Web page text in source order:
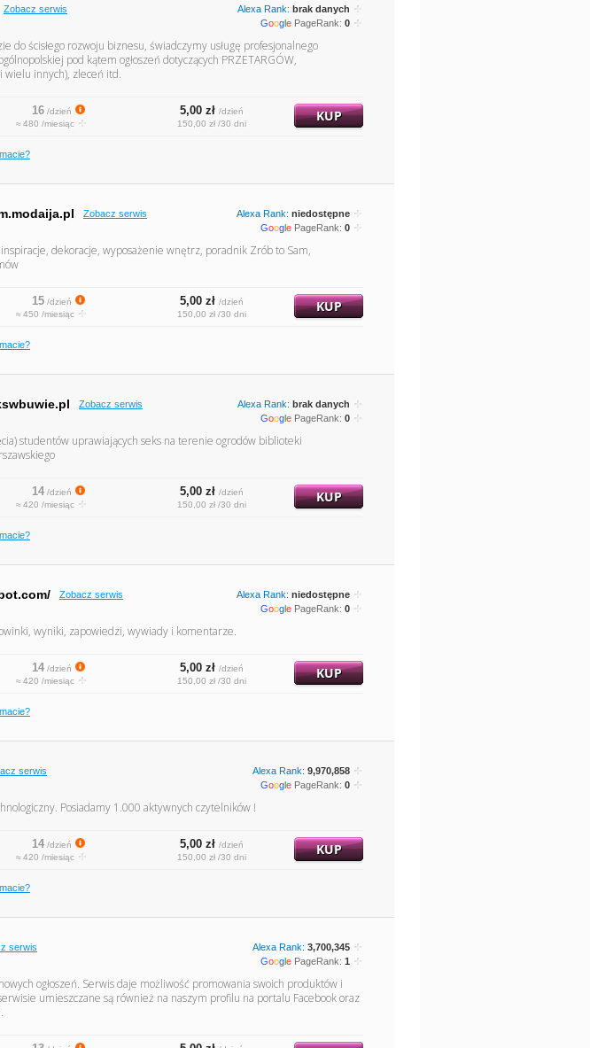
Zobacz serwis Alexa Rank: brak danych
Google PageRank: 0
do ścisłego rozwoju biznesu, świadczymy usługę profesjonalnego
pod kątem ogłoszeń dotyczących PRZETARGÓW,
wielu innych), zleceń itd.
16/dzień
≈ 480 /miesiąc
5,00 zł /dzień
150,00 zł /30 dni
KUP
Zobacz serwis Alexa Rank: niedostępne
Google PageRank: 0
dekoracje, wyposażenie wnętrz, poradnik Zrób to Sam,
15/dzień
≈ 450 /miesiąc
5,00 zł /dzień
150,00 zł /30 dni
KUP
Zobacz serwis Alexa Rank: brak danych
Google PageRank: 0
studentów uprawiających seks na terenie ogrodów biblioteki
14/dzień
≈ 420 /miesiąc
5,00 zł /dzień
150,00 zł /30 dni
KUP
Zobacz serwis Alexa Rank: niedostępne
Google PageRank: 0
wyniki, zapowiedzi, wywiady i komentarze.
14/dzień
≈ 420 /miesiąc
5,00 zł /dzień
150,00 zł /30 dni
KUP
serwis Alexa Rank: 9,970,858
Google PageRank: 0
Posiadamy 1.000 aktywnych czytelników !
14/dzień
≈ 420 /miesiąc
5,00 zł /dzień
150,00 zł /30 dni
KUP
serwis Alexa Rank: 3,700,345
Google PageRank: 1
ogłoszeń. Serwis daje możliwość promowania swoich produktów i
umieszczane są również na naszym profilu na portalu Facebook oraz